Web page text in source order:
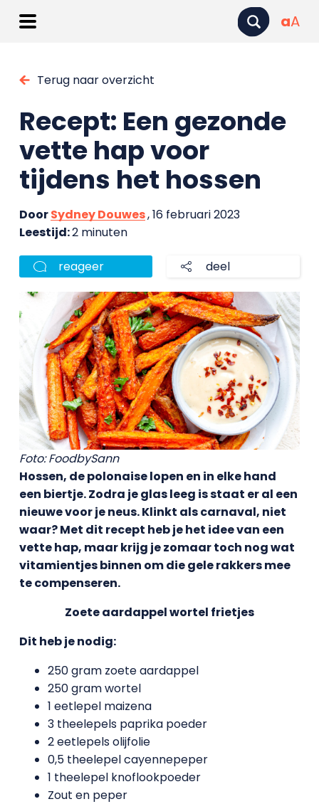
aA
Terug naar overzicht
Recept: Een gezonde
vette hap voor
tijdens het hossen
DoorSydney Douwes, 16 februari 2023
Leestijd:2 minuten
reageer deel
Foto: FoodbySann
Hossen, de polonaise lopen en in elke hand
een biertje. Zodra je glas leeg is staat er al een
nieuwe voor je neus. Klinkt als carnaval, niet
waar? Met dit recept heb je het idee van een
vette hap, maar krijg je zomaar toch nog wat
vitamientjes binnen om die gele rakkers mee
te compenseren.
Zoete aardappel wortel frietjes
Dit heb je nodig:
250 gram zoete aardappel
250 gram wortel
1 eetlepel maizena
3 theelepels paprika poeder
2 eetlepels olijfolie
0,5 theelepel cayennepeper
1 theelepel knoflookpoeder
Zout en peper